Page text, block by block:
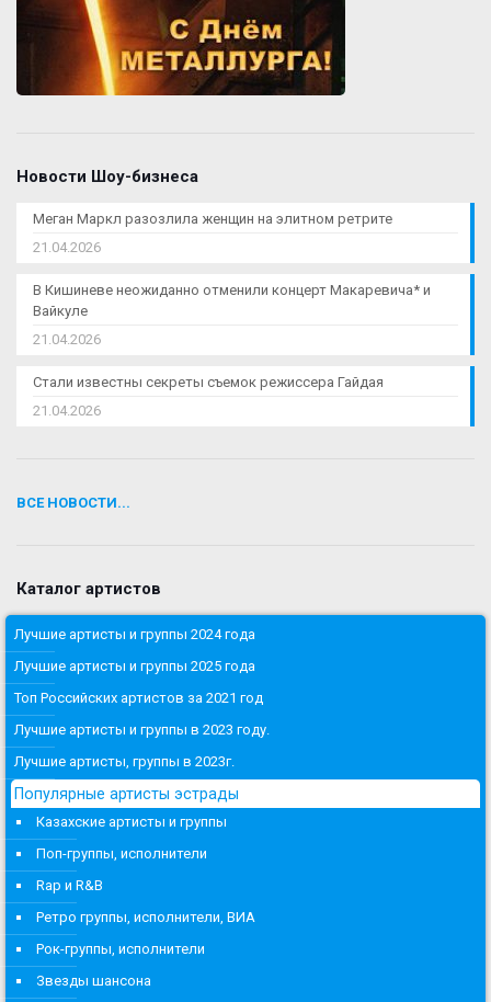
Новости Шоу-бизнеса
Меган Маркл разозлила женщин на элитном ретрите
21.04.2026
В Кишиневе неожиданно отменили концерт Макаревича* и
Вайкуле
21.04.2026
Стали известны секреты съемок режиссера Гайдая
21.04.2026
ВСЕ НОВОСТИ...
Каталог артистов
Лучшие артисты и группы 2024 года
Лучшие артисты и группы 2025 года
Топ Российских артистов за 2021 год
Лучшие артисты и группы в 2023 году.
Лучшие артисты, группы в 2023г.
Популярные артисты эстрады
Казахские артисты и группы
Поп-группы, исполнители
Rap и R&B
Ретро группы, исполнители, ВИА
Рок-группы, исполнители
Звезды шансона